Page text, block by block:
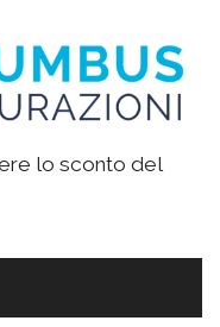
lo sconto del